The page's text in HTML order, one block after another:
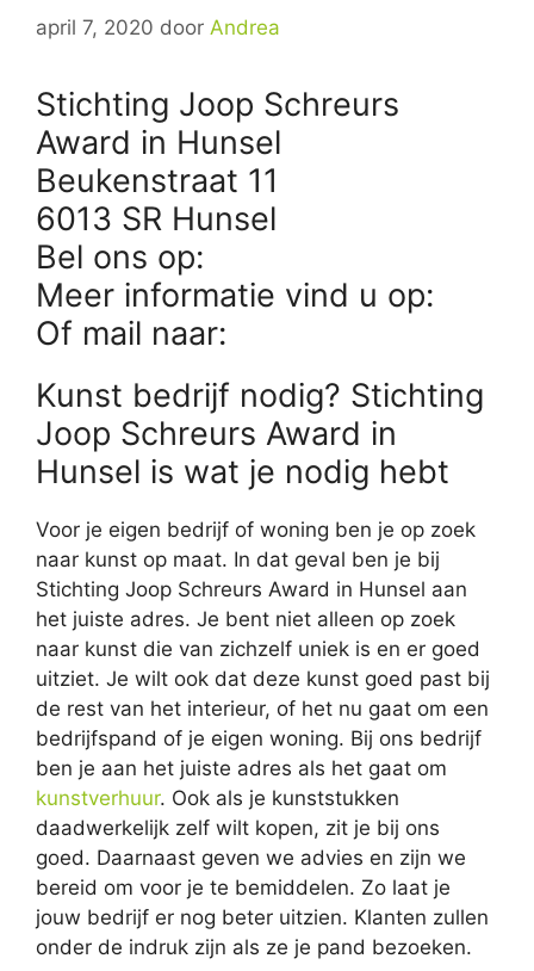
april 7, 2020 door Andrea
Stichting Joop Schreurs
Award in Hunsel
Beukenstraat 11
6013 SR Hunsel
Bel ons op:
Meer informatie vind u op:
Of mail naar:
Kunst bedrijf nodig? Stichting
Joop Schreurs Award in
Hunsel is wat je nodig hebt
Voor je eigen bedrijf of woning ben je op zoek
naar kunst op maat. In dat geval ben je bij
Stichting Joop Schreurs Award in Hunsel aan
het juiste adres. Je bent niet alleen op zoek
naar kunst die van zichzelf uniek is en er goed
uitziet. Je wilt ook dat deze kunst goed past bij
de rest van het interieur, of het nu gaat om een
bedrijfspand of je eigen woning. Bij ons bedrijf
ben je aan het juiste adres als het gaat om
kunstverhuur. Ook als je kunststukken
daadwerkelijk zelf wilt kopen, zit je bij ons
goed. Daarnaast geven we advies en zijn we
bereid om voor je te bemiddelen. Zo laat je
jouw bedrijf er nog beter uitzien. Klanten zullen
onder de indruk zijn als ze je pand bezoeken.